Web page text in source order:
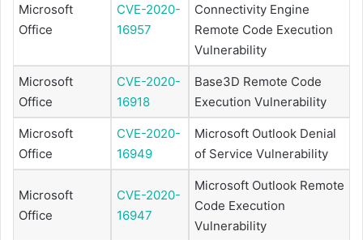
Microsoft
Office
CVE-2020-
16957
Connectivity Engine
Remote Code Execution
Vulnerability
Microsoft
Office
CVE-2020-
16918
Base3D Remote Code
Execution Vulnerability
Microsoft
Office
CVE-2020-
16949
Microsoft Outlook Denial
of Service Vulnerability
Microsoft
Office
CVE-2020-
16947
Microsoft Outlook Remote
Code Execution
Vulnerability